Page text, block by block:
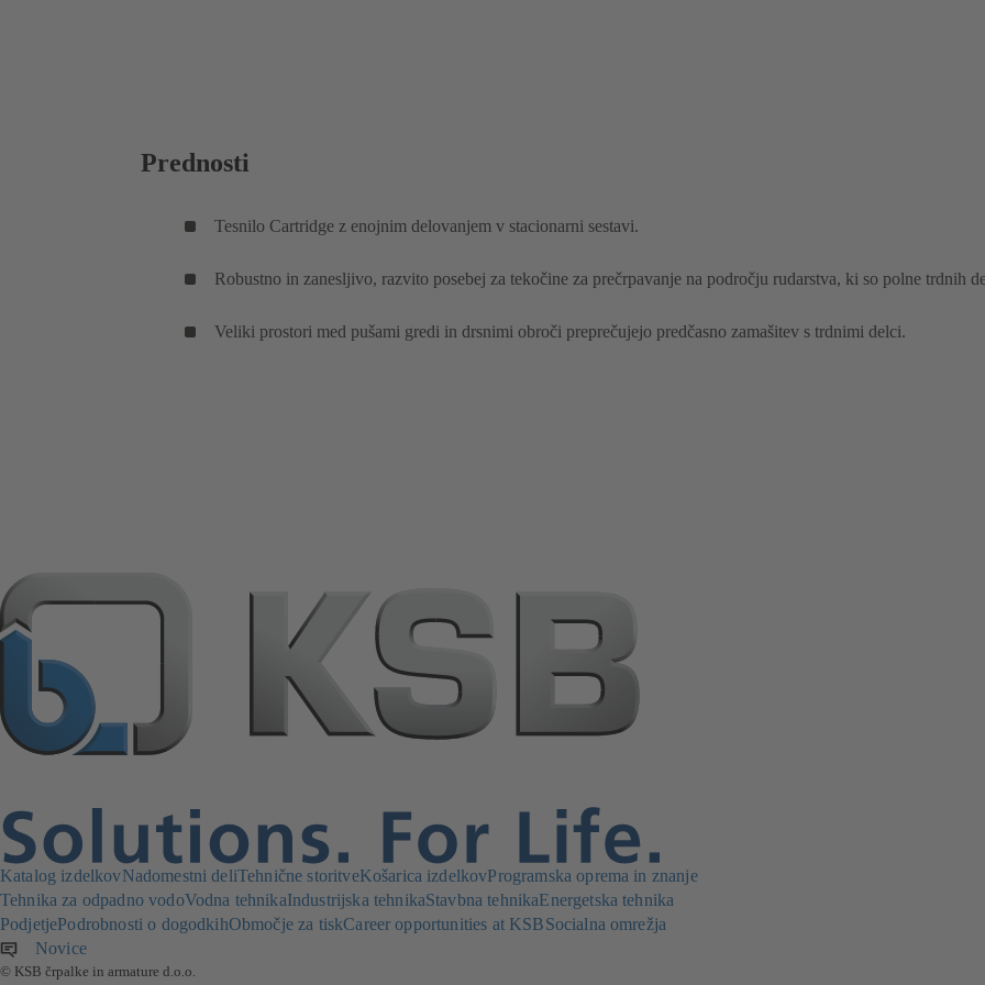
Prednosti
Tesnilo Cartridge z enojnim delovanjem v stacionarni sestavi.
Robustno in zanesljivo, razvito posebej za tekočine za prečrpavanje na področju rudarstva, ki so polne trdnih
Veliki prostori med pušami gredi in drsnimi obroči preprečujejo predčasno zamašitev s trdnimi delci.
Katalog izdelkovNadomestni deliTehnične storitveKošarica izdelkovProgramska oprema in znanje
Tehnika za odpadno vodoVodna tehnikaIndustrijska tehnikaStavbna tehnikaEnergetska tehnika
PodjetjePodrobnosti o dogodkihObmočje za tiskCareer opportunities at KSBSocialna omrežja
Novice(odpre
se
© KSB črpalke in armature d.o.o.